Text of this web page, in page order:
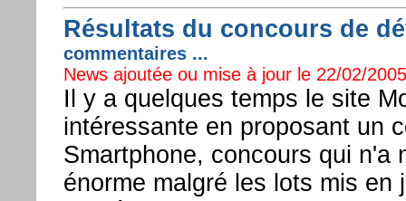
Résultats du concours de
commentaires ...
News ajoutée ou mise à jour le 22/02/
Il y a quelques temps le site
intéressante en proposant un
Smartphone, concours qui n'a
énorme malgré les lots mis en